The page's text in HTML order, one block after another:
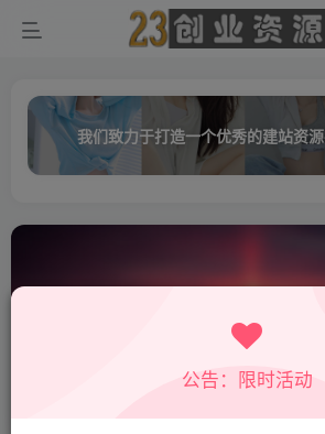
我们致力于打造一个优秀的建站资
共0篇
公告：限时活动